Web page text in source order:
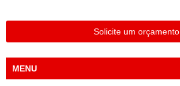
Solicite um orçamento
MENU